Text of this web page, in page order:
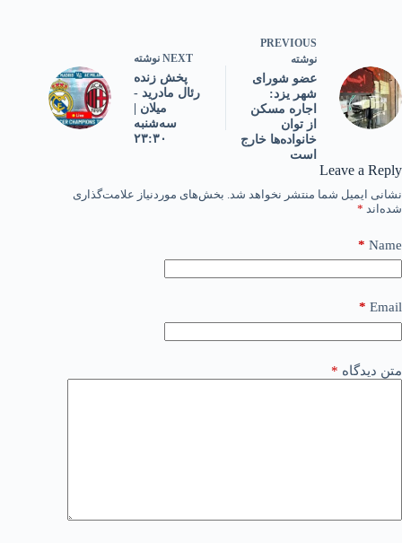
PREVIOUS
نوشته
عضو شورای
شهر یزد:
اجاره مسکن
از توان
خانواده‌ها خارج
است
NEXT نوشته
پخش زنده
رئال مادرید -
میلان |
سه‌شنبه
۲۳:۳۰
Leave a Reply
نشانی ایمیل شما منتشر نخواهد شد. بخش‌های موردنیاز علامت‌گذاری
شده‌اند *
Name
*
Email
*
متن دیدگاه *